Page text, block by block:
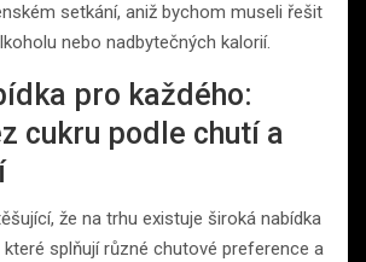
setkání, aniž bychom museli řešit
nebo nadbytečných kalorií.
pro každého:
cukru podle chutí a
že na trhu existuje široká nabídka
splňují různé chutové preference a